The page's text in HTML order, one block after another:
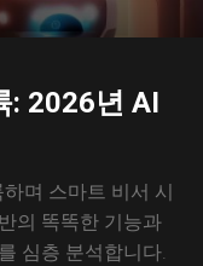
: 2026년 AI
며 스마트 비서 시
의 똑똑한 기능과
심층 분석합니다.